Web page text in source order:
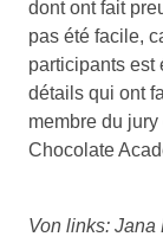
dont ont fait
pas été facile,
participants est
détails qui ont
membre du
Chocolate
Von links: Jana